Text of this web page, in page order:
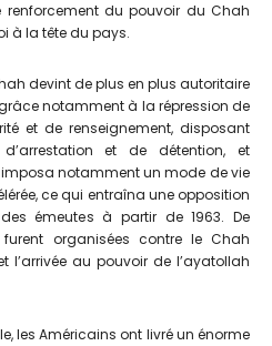
renforcement du pouvoir du Chah
à la tête du pays.
devint de plus en plus autoritaire
notamment à la répression de
et de renseignement, disposant
et de détention, et
notamment un mode de vie
ce qui entraîna une opposition
émeutes à partir de 1963. De
organisées contre le Chah
l’arrivée au pouvoir de l’ayatollah
les Américains ont livré un énorme